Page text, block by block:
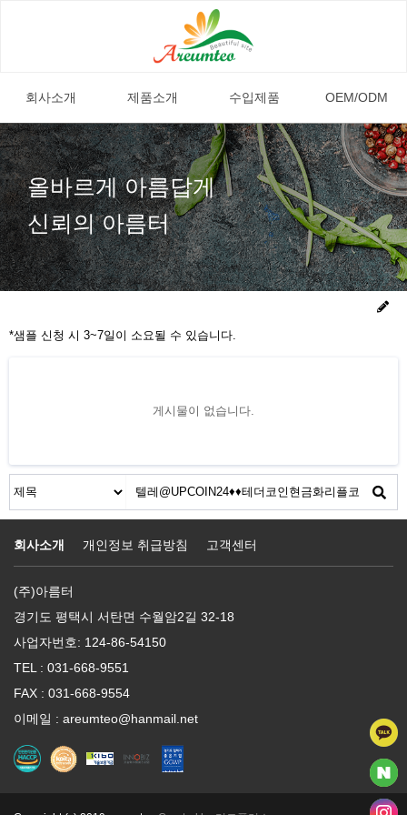
회사소개 제품소개 수입제품 OEM/ODM
올바르게 아름답게
신뢰의 아름터
*샘플 신청 시 3~7일이 소요될 수 있습니다.
게시물이 없습니다.
회사소개 개인정보 취급방침 고객센터
(주)아름터
경기도 평택시 서탄면 수월암2길 32-18
사업자번호: 124-86-54150
TEL : 031-668-9551
FAX : 031-668-9554
이메일 : areumteo@hanmail.net